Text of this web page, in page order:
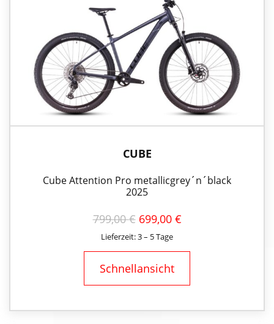
CUBE
Cube Attention Pro metallicgrey´n´black
2025
799,00€ URSPRÜNGLICHER
PREIS
WAR:
799,00 €
699,00 €AKTUELLER
699,00 €.
Lieferzeit: 3 – 5 Tage
Schnellansicht